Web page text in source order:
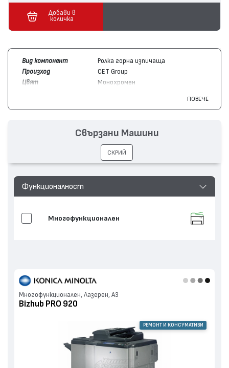
Добави в
количка
Вид компонент
Ролка горна изпичаща
Произход
CET Group
Цвят
Монохромен
ПОВЕЧЕ
Функционалност
Многофункционален
Многофункционален, Лазерен, А3
Bizhub PRO 920
РЕМОНТ И КОНСУМАТИВИ
Свързани Машини
СКРИЙ